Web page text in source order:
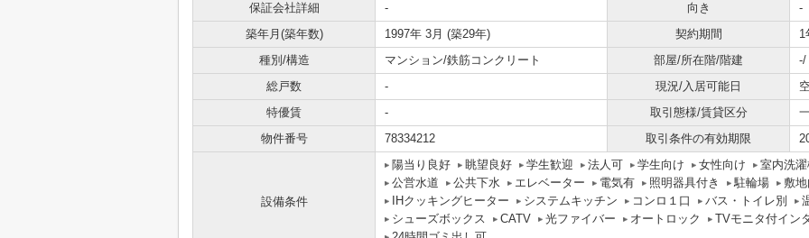
保証会社詳細
- 向き
-
築年月(築年数)
1997年 3月 (築29年) 契約期間
1
種別/構造
マンション/鉄筋コンクリート 部屋/所在階/階建
-/
総戸数
- 現況/入居可能日
特優賃
- 取引態様/賃貸区分
物件番号
78334212 取引条件の有効期限
設備条件
陽当り良好 眺望良好 学生歓迎 法人可 学生向け 女性向け
室内洗
公営水道
公共下水 エレベーター 電気有 照明器具付き 駐輪場
敷
IHクッキングヒーター
システムキッチン コンロ１口 バス・トイレ別
シューズボックス
CATV 光ファイバー オートロック
TVモニタ付イン